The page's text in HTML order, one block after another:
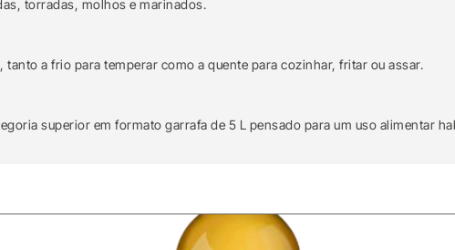
torradas, molhos e marinados.
a frio para temperar como a quente para cozinhar, fritar ou assar.
superior em formato garrafa de 5 L pensado para um uso alimentar